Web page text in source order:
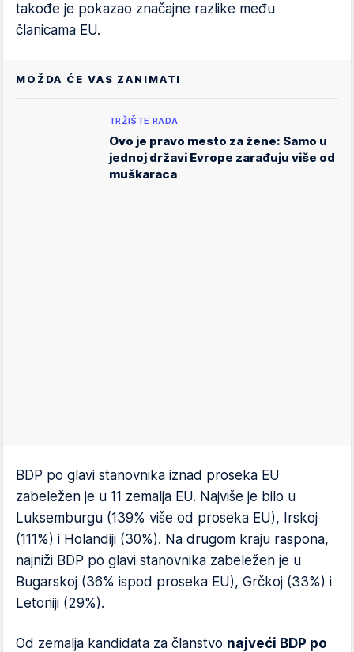
takođe je pokazao značajne razlike među
članicama EU.
MOŽDA ĆE VAS ZANIMATI
TRŽIŠTE RADA
Ovo je pravo mesto za žene: Samo u
jednoj državi Evrope zarađuju više od
muškaraca
BDP po glavi stanovnika iznad proseka EU
zabeležen je u 11 zemalja EU. Najviše je bilo u
Luksemburgu (139% više od proseka EU), Irskoj
(111%) i Holandiji (30%). Na drugom kraju raspona,
najniži BDP po glavi stanovnika zabeležen je u
Bugarskoj (36% ispod proseka EU), Grčkoj (33%) i
Letoniji (29%).
Od zemalja kandidata za članstvo najveći BDP po